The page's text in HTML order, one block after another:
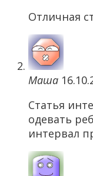
Отличная
Маша
Статья
одевать
интервал